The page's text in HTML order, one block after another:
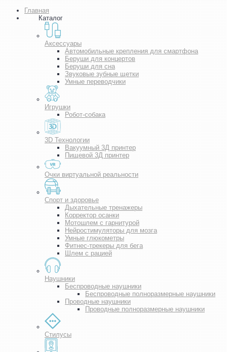
Главная
Каталог
Аксессуары
Автомобильные крепления для смартфона
Беруши для концертов
Беруши для сна
Звуковые зубные щетки
Умные переводчики
Игрушки
Робот-собака
3D Технологии
Вакуумный 3Д принтер
Пищевой 3Д принтер
Очки виртуальной реальности
Спорт и здоровье
Дыхательные тренажеры
Корректор осанки
Мотошлем с гарнитурой
Нейростимуляторы для мозга
Умные глюкометры
Фитнес-трекеры для бега
Шлем с рацией
Наушники
Беспроводные наушники
Беспроводные полноразмерные наушники
Проводные наушники
Проводные полноразмерные наушники
Стилусы